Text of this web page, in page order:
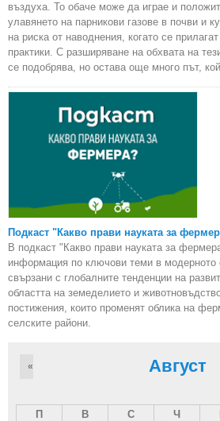
въздуха. То обаче може да играе и
улавянето на парникови газове в почви и
на риска от наводнения, когато се
практики. С разширяване на обхвата на
се подобрява, но остава още много път,
Подкаст "Какво прави науката за
В подкаст "Какво прави науката за
информация по ключови теми в модерното
свързани с глобалните тенденции на
областта на земеделието и
постижения, които променят облика на
селските райони.
Август
«
П В С Ч